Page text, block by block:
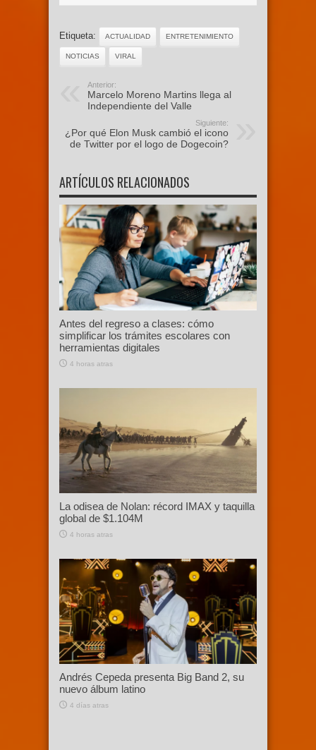
Etiqueta: ACTUALIDAD ENTRETENIMIENTO
NOTICIAS VIRAL
Anterior:
Marcelo Moreno Martins llega al
Independiente del Valle
Siguiente:
¿Por qué Elon Musk cambió el icono
de Twitter por el logo de Dogecoin?
ARTÍCULOS RELACIONADOS
Antes del regreso a clases: cómo
simplificar los trámites escolares con
herramientas digitales
4 horas atras
La odisea de Nolan: récord IMAX y taquilla
global de $1.104M
4 horas atras
Andrés Cepeda presenta Big Band 2, su
nuevo álbum latino
4 días atras